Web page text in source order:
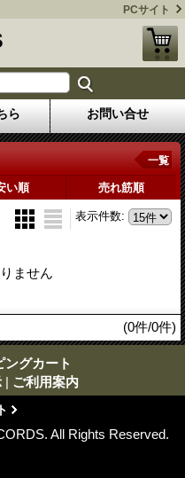
PCサイト
ら お問い合せ
一覧
い順 売れ筋順
表示件数:
ません
(0件/0件)
ングカート
| ご利用案内
All Rights Reserved.